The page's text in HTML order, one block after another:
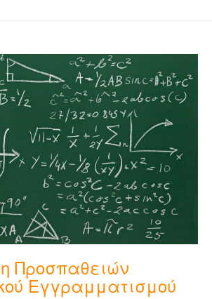
Προσπαθειών
Εγγραμματισμού